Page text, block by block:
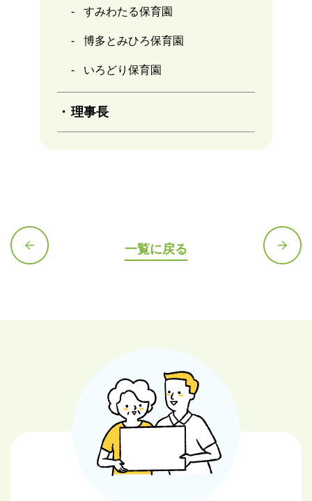
すみわたる保育園
博多とみひろ保育園
いろどり保育園
理事長
一覧に戻る